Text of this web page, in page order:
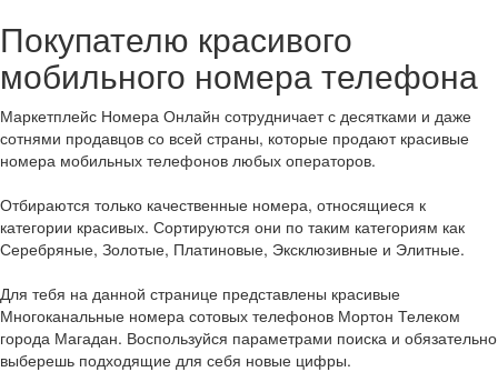
Покупателю красивого
мобильного номера телефона
Маркетплейс Номера Онлайн сотрудничает с десятками и даже
сотнями продавцов со всей страны, которые продают красивые
номера мобильных телефонов любых операторов.
Отбираются только качественные номера, относящиеся к
категории красивых. Сортируются они по таким категориям как
Серебряные, Золотые, Платиновые, Эксклюзивные и Элитные.
Для тебя на данной странице представлены красивые
Многоканальные номера сотовых телефонов Мортон Телеком
города Магадан. Воспользуйся параметрами поиска и обязательно
выберешь подходящие для себя новые цифры.